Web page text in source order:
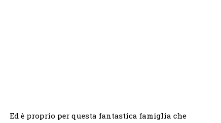
Ed è proprio per questa fantastica famiglia che